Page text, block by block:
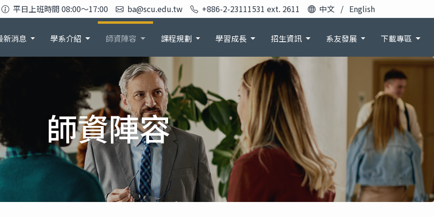
平日上班時間 08:00～17:00 ba@scu.edu.tw +886-2-23111531 ext. 2611 中文 / English
新消息 學系介紹 師資陣容 課程規劃 學習成長 招生資訊 系友發展 下載專區
師資陣容